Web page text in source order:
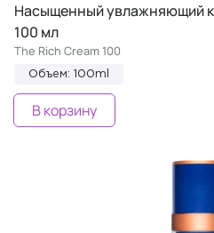
Насыщенный увлажняющий
100 мл
The Rich Cream 100
Объем: 100ml
В корзину